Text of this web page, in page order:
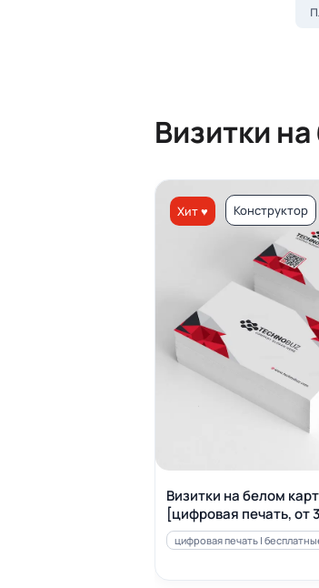
Визитки
Хит ♥ Конструктор
Визитки на белом
[цифровая печать, от
цифровая печать |